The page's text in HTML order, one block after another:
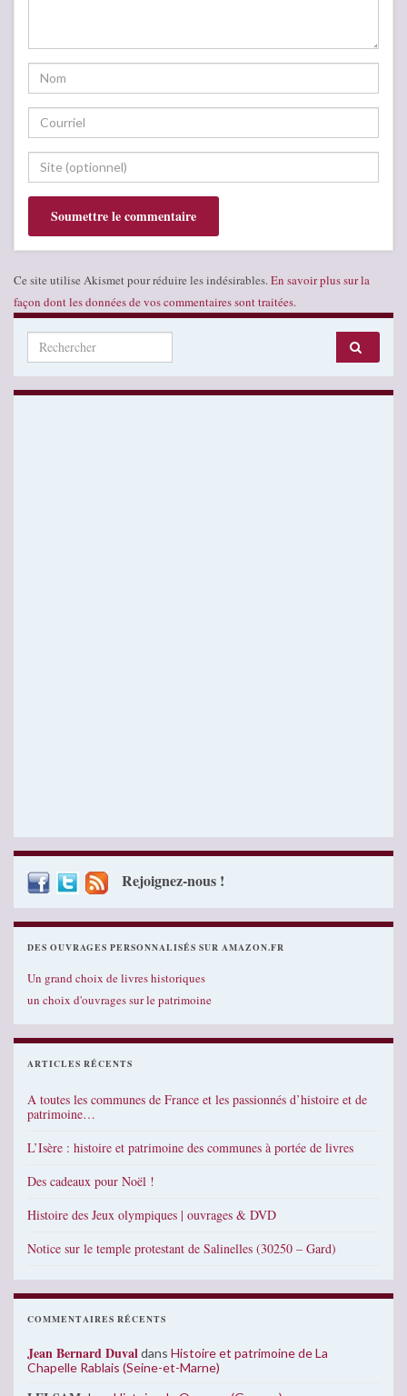
Ce site utilise Akismet pour réduire les indésirables. En savoir plus sur la
façon dont les données de vos commentaires sont traitées.
Search for:
Rejoignez-nous !
DES OUVRAGES PERSONNALISÉS SUR AMAZON.FR
Un grand choix de livres historiques
un choix d'ouvrages sur le patrimoine
ARTICLES RÉCENTS
A toutes les communes de France et les passionnés d’histoire et de
patrimoine…
L’Isère : histoire et patrimoine des communes à portée de livres
Des cadeaux pour Noël !
Histoire des Jeux olympiques | ouvrages & DVD
Notice sur le temple protestant de Salinelles (30250 – Gard)
COMMENTAIRES RÉCENTS
Jean Bernard Duvaldans Histoire et patrimoine de La
Chapelle Rablais (Seine-et-Marne)